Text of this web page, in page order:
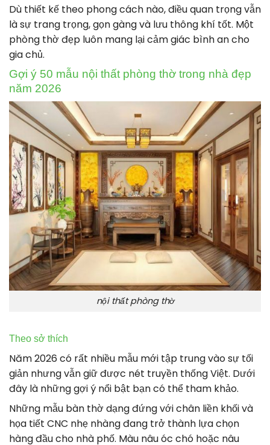
Dù thiết kế theo phong cách nào, điều quan trọng vẫn
là sự trang trọng, gọn gàng và lưu thông khí tốt. Một
phòng thờ đẹp luôn mang lại cảm giác bình an cho
gia chủ.
Gợi ý 50 mẫu nội thất phòng thờ trong nhà đẹp
năm 2026
nội thất phòng thờ
Theo sở thích
Năm 2026 có rất nhiều mẫu mới tập trung vào sự tối
giản nhưng vẫn giữ được nét truyền thống Việt. Dưới
đây là những gợi ý nổi bật bạn có thể tham khảo.
Những mẫu bàn thờ dạng đứng với chân liền khối và
họa tiết CNC nhẹ nhàng đang trở thành lựa chọn
hàng đầu cho nhà phố. Màu nâu óc chó hoặc nâu